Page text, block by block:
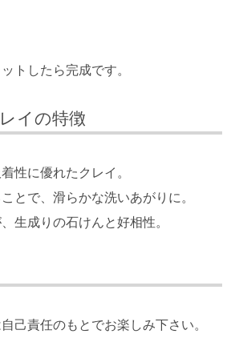
トしたら完成です。
イの特徴
性に優れたクレイ。
とで、滑らかな洗いあがりに。
生成りの石けんと好相性。
己責任のもとでお楽しみ下さい。